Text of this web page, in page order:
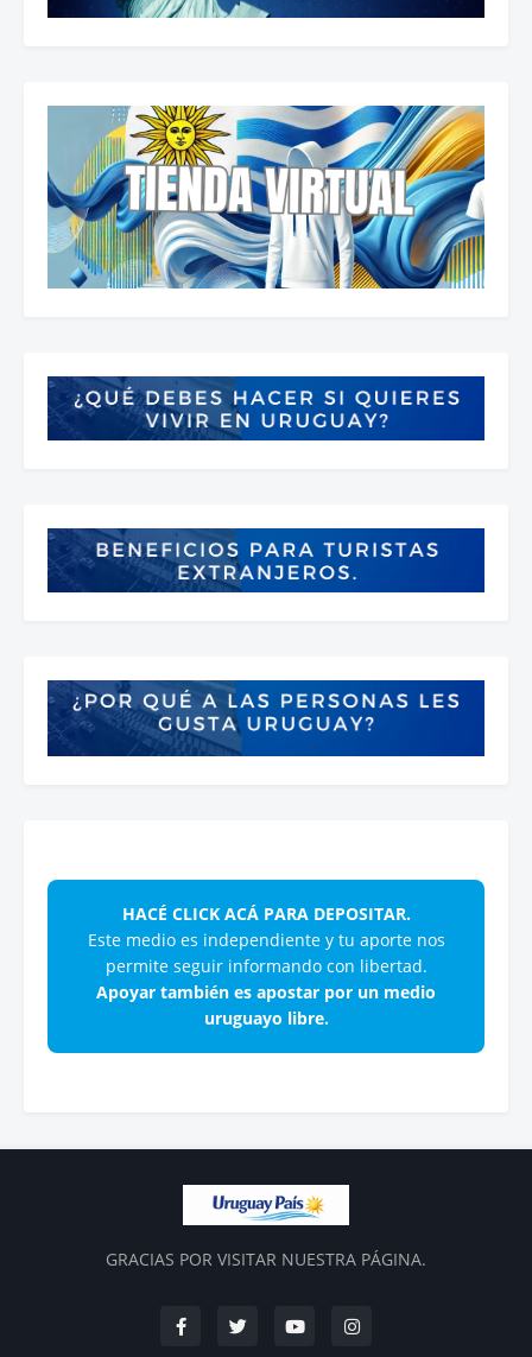
HACÉ CLICK ACÁ PARA DEPOSITAR.
Este medio es independiente y tu aporte nos
permite seguir informando con libertad.
Apoyar también es apostar por un medio
uruguayo libre.
GRACIAS POR VISITAR NUESTRA PÁGINA.